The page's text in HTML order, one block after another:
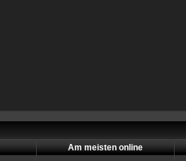
Am meisten online